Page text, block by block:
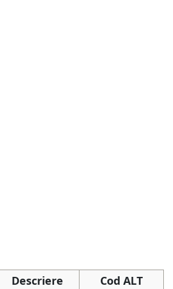
Descriere
Cod ALT